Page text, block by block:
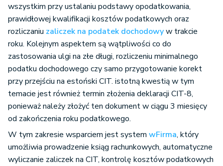
wszystkim przy ustalaniu podstawy opodatkowania,
prawidłowej kwalifikacji kosztów podatkowych oraz
rozliczaniu zaliczek na podatek dochodowyw trakcie
roku. Kolejnym aspektem są wątpliwości co do
zastosowania ulgi na złe długi, rozliczeniu minimalnego
podatku dochodowego czy samo przygotowanie korekt
przy przejściu na estoński CIT. istotną kwestią w tym
temacie jest również termin złożenia deklaracji CIT-8,
ponieważ należy złożyć ten dokument w ciągu 3 miesięcy
od zakończenia roku podatkowego.
W tym zakresie wsparciem jest system wFirma, który
umożliwia prowadzenie ksiąg rachunkowych, automatyczne
wyliczanie zaliczek na CIT, kontrolę kosztów podatkowych